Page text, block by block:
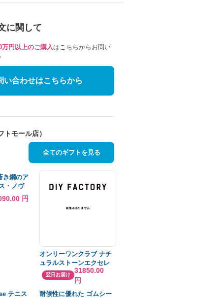
に関して
円以上のご購入 はこちらからお問い
い合わせはこちらから
トモール店）
全てのギフトを見る
き鋼のア
・ノヴ
スケール
装済み可
円
オンリーワンクラブ ナチ
ュラルストーンエクセレ
ント スモールサイズ 5平
米セット カラー10 目地ホ
ワイト HT2-EXW10B
翌日お届け
31850.00
円
テニス
耐候性に優れた ゴムシー